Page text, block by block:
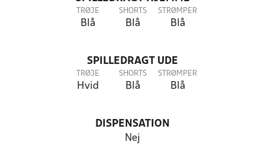
TRØJE
Blå
SHORTS
Blå
STRØMPER
Blå
SPILLEDRAGT UDE
TRØJE
Hvid
SHORTS
Blå
STRØMPER
Blå
DISPENSATION
Nej